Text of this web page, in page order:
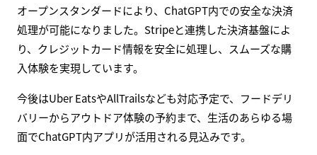
オープンスタンダードにより、ChatGPT内での安全な決済
処理が可能になりました。Stripeと連携した決済基盤によ
り、クレジットカード情報を安全に処理し、スムーズな購
入体験を実現しています。
今後はUber EatsやAllTrailsなども対応予定で、フードデリ
バリーからアウトドア体験の予約まで、生活のあらゆる場
面でChatGPT内アプリが活用される見込みです。